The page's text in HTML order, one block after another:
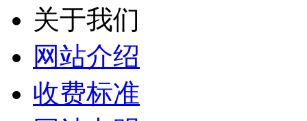
关于我们
网站介绍
收费标准